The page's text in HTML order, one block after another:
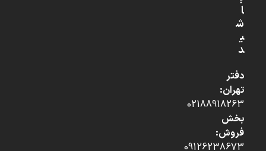
ا
ش
ی
د
دفتر
تهران:
02188918263
بخش
فروش:
09126238673